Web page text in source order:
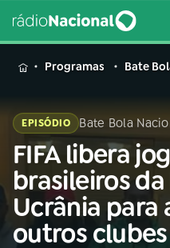
MENU
Buscar
na
Rádio
Nacional
AO
Programas Bate
EPISÓDIO Bate Bola
FIFA libera
brasileiros da
Ucrânia para
outros clubes